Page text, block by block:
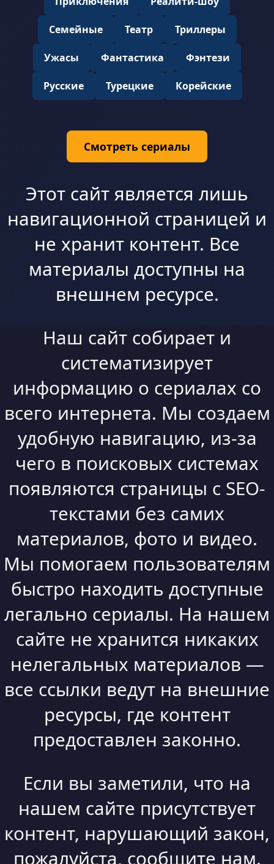
Семейные Театр Триллеры
Ужасы Фантастика Фэнтези
Русские Турецкие Корейские
Смотреть сериалы
Этот сайт является лишь
навигационной страницей и
не хранит контент. Все
материалы доступны на
внешнем ресурсе.
Наш сайт собирает и
систематизирует
информацию о сериалах со
всего интернета. Мы создаем
удобную навигацию, из-за
чего в поисковых системах
появляются страницы с SEO-
текстами без самих
материалов, фото и видео.
Мы помогаем пользователям
быстро находить доступные
легально сериалы. На нашем
сайте не хранится никаких
нелегальных материалов —
все ссылки ведут на внешние
ресурсы, где контент
предоставлен законно.
Если вы заметили, что на
нашем сайте присутствует
контент, нарушающий закон,
пожалуйста, сообщите нам.